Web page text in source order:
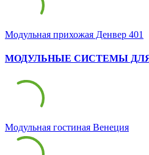
Модульная прихожая Денвер 401
МОДУЛЬНЫЕ СИСТЕМЫ
Модульная гостиная Венеция